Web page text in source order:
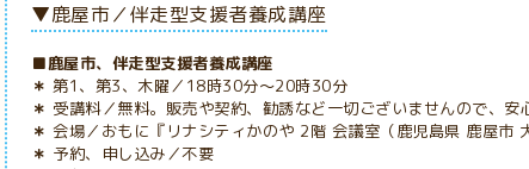
▼鹿屋市／伴走型支援者養成講座
■鹿屋市、伴走型支援者養成講座
＊ 第1、第3、木曜／18時30分～20時30分
＊ 受講料／無料。販売や契約、勧誘など一切ございませんので、安
＊ 会場／おもに『リナシティかのや 2階 会議室（鹿児島県 鹿屋市
＊ 予約、申し込み／不要